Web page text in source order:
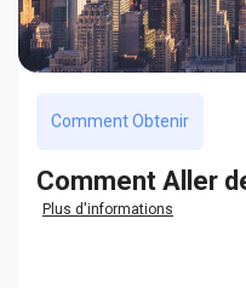
Comment Obtenir
Сomment Aller
Plus d'informations